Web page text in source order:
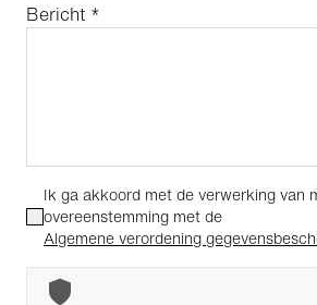
Bericht *
Ik ga akkoord met de verwerking van
overeenstemming met de
Algemene verordening